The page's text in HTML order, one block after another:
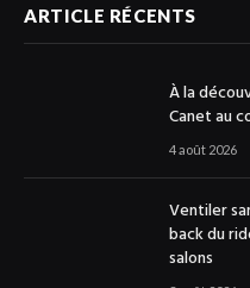
ARTICLE RÉCENTS
À la
Canet au
4 août 2026
Ventiler
back du
salons